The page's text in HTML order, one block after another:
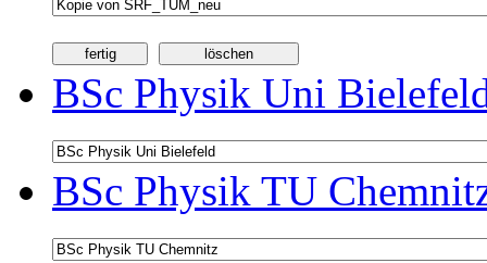
BSc Physik Uni
BSc Physik TU